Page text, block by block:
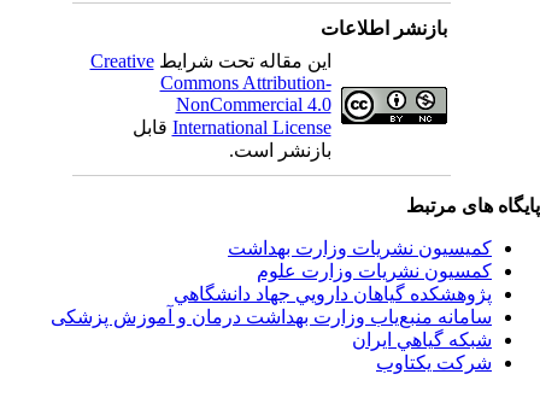
بازنشر اطلاعات
این مقاله تحت شرایط Creative
Commons Attribution-
NonCommercial 4.0
International Licenseقابل
بازنشر است.
های مرتبط
کمیسیون نشریات وزارت بهداشت
کمسیون نشریات وزارت علوم
پژوهشكده گياهان دارويي جهاد دانشگاهي
سامانه منبع‌ياب وزارت بهداشت درمان و آموزش پزشکی
شبكه گياهي ايران
شرکت یکتاوب